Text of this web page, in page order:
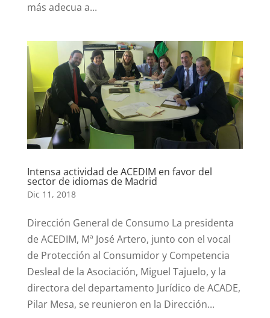
más adecua a...
Intensa actividad de ACEDIM en favor del
sector de idiomas de Madrid
Dic 11, 2018
Dirección General de Consumo La presidenta
de ACEDIM, Mª José Artero, junto con el vocal
de Protección al Consumidor y Competencia
Desleal de la Asociación, Miguel Tajuelo, y la
directora del departamento Jurídico de ACADE,
Pilar Mesa, se reunieron en la Dirección...